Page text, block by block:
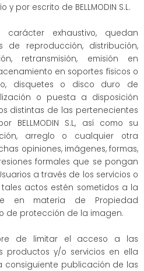
por escrito de BELLMODIN S.L.
exhaustivo, quedan
de reproducción, distribución,
retransmisión, emisión en
en soportes físicos o
disquetes o disco duro de
o puesta a disposición
distintas de las pertenecientes
BELLMODIN S.L, así como su
arreglo o cualquier otra
opiniones, imágenes, formas,
formales que se pongan
a través de los servicios o
actos estén sometidos a la
en materia de Propiedad
de protección de la imagen.
libre de limitar el acceso a las
productos y/o servicios en ella
consiguiente publicación de las